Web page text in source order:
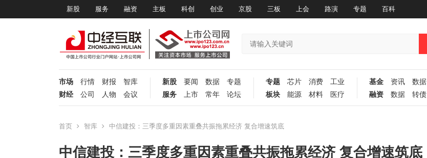
新股 服务 融资 主板 科创 创业 京股 三板 上会 路演 专题 百科
市场 行情 财报
智库
财经
公司 人物 会议
新股 要闻 数据
专题
服务
上市 常年 论坛
专题 芯片 消费
工业
板块
能源 材料 医疗
基金 资讯 数据
融资
数据 转债
首页 智库 中信建投：三季度多重因素重叠共振拖累经济 复合增速筑底
中信建投：三季度多重因素重叠共振拖累经济 复合增速筑底